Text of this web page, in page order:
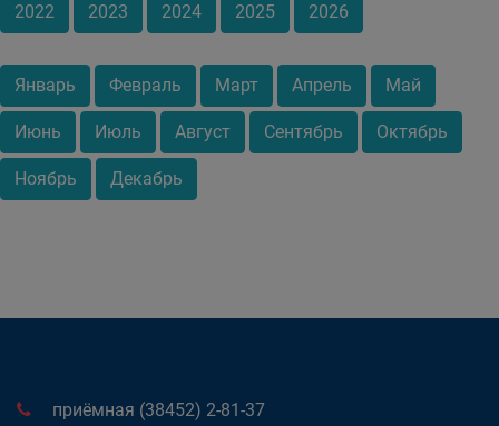
2022 2023 2024 2025 2026
Январь Февраль Март Апрель Май
Июнь Июль Август Сентябрь Октябрь
Ноябрь Декабрь
приёмная (38452) 2-81-37